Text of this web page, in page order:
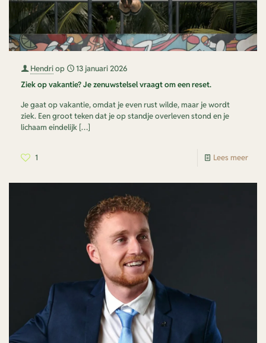
Hendriop
13 januari 2026
Ziek op vakantie? Je zenuwstelsel vraagt om een reset.
Je gaat op vakantie, omdat je even rust wilde, maar je wordt
ziek. Een groot teken dat je op standje overleven stond en je
lichaam eindelijk […]
1 Lees meer